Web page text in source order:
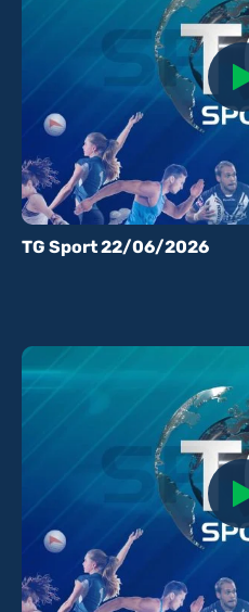
TG Sport 22/06/2026